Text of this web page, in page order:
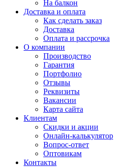
На балкон
Доставка и оплата
Как сделать заказ
Доставка
Оплата и рассрочка
О компании
Производство
Гарантия
Портфолио
Отзывы
Реквизиты
Вакансии
Карта сайта
Клиентам
Скидки и акции
Онлайн-калькулятор
Вопрос-ответ
Оптовикам
Контакты